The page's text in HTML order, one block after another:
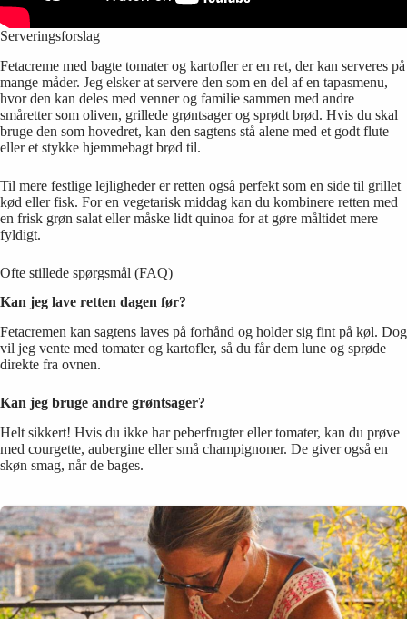
Serveringsforslag
Fetacreme med bagte tomater og kartofler er en ret, der kan serveres på
mange måder. Jeg elsker at servere den som en del af en tapasmenu,
hvor den kan deles med venner og familie sammen med andre
småretter som oliven, grillede grøntsager og sprødt brød. Hvis du skal
bruge den som hovedret, kan den sagtens stå alene med et godt flute
eller et stykke hjemmebagt brød til.
Til mere festlige lejligheder er retten også perfekt som en side til grillet
kød eller fisk. For en vegetarisk middag kan du kombinere retten med
en frisk grøn salat eller måske lidt quinoa for at gøre måltidet mere
fyldigt.
Ofte stillede spørgsmål (FAQ)
Kan jeg lave retten dagen før?
Fetacremen kan sagtens laves på forhånd og holder sig fint på køl. Dog
vil jeg vente med tomater og kartofler, så du får dem lune og sprøde
direkte fra ovnen.
Kan jeg bruge andre grøntsager?
Helt sikkert! Hvis du ikke har peberfrugter eller tomater, kan du prøve
med courgette, aubergine eller små champignoner. De giver også en
skøn smag, når de bages.